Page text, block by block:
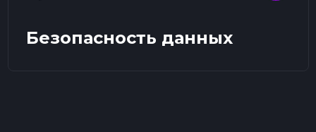
Безопасность данных